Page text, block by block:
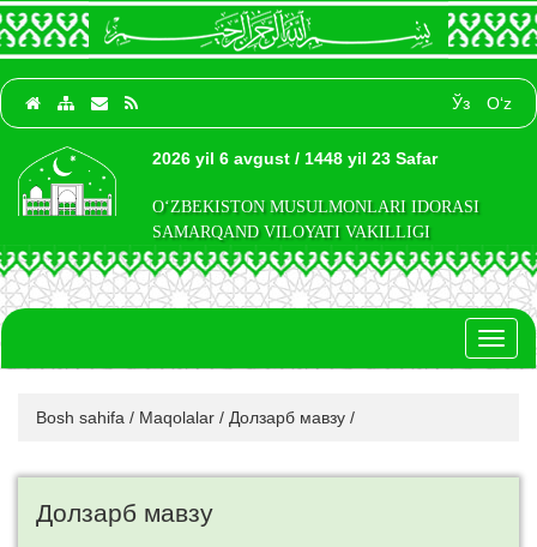
Ўз O‘z
2026 yil 6 avgust / 1448 yil 23 Safar
O‘ZBEKISTON MUSULMONLARI IDORASI
SAMARQAND VILOYATI VAKILLIGI
Bosh sahifa / Maqolalar / Долзарб мавзу /
Долзарб мавзу